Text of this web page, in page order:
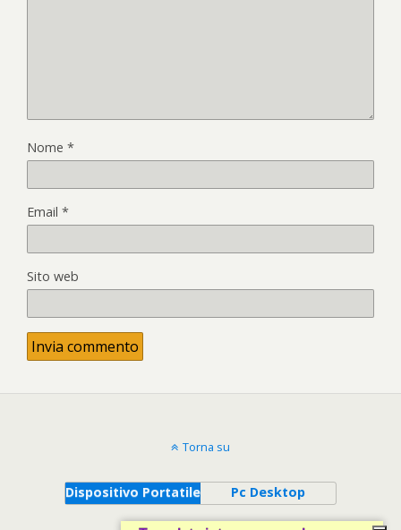
Nome *
Email *
Sito web
Torna su
Dispositivo Portatile Pc Desktop